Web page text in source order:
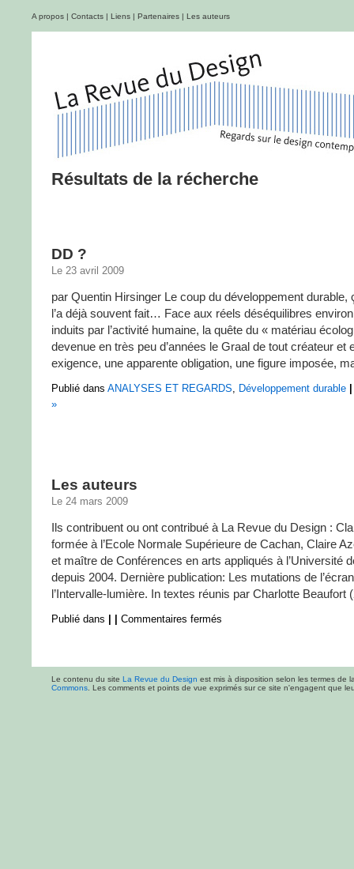
A propos | Contacts | Liens | Partenaires | Les auteurs
Résultats de la récherche
DD ?
Le 23 avril 2009
par Quentin Hirsinger Le coup du développement durable,
l’a déjà souvent fait… Face aux réels déséquilibres
induits par l’activité humaine, la quête du « matériau
devenue en très peu d’années le Graal de tout créateur et
exigence, une apparente obligation, une figure imposée,
Publié dans ANALYSES ET REGARDS, Développement durable
»
Les auteurs
Le 24 mars 2009
Ils contribuent ou ont contribué à La Revue du Design :
formée à l’Ecole Normale Supérieure de Cachan, Claire
et maître de Conférences en arts appliqués à l’Université
depuis 2004. Dernière publication: Les mutations de
l’Intervalle-lumière. In textes réunis par Charlotte Beaufort
Publié dans Commentaires fermés
Le contenu du site La Revue du Design est mis à disposition selon les termes de
Commons . Les comments et points de vue exprimés sur ce site n'engagent que